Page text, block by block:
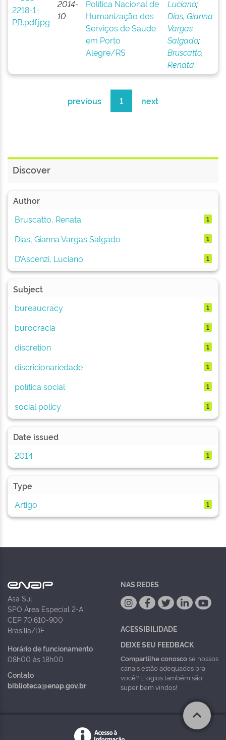
2014-
10
Política Nacional de
Humanização dos
Serviços de Saúde
em Porto
Alegre/RS
Luciano;
Dias, Gianna
Vargas
Salgado;
Bruscatto,
Renata
previous 1 next
Discover
Author
Bruscatto, Renata
1
Dias, Gianna Vargas Salgado 1
D’Ascenzi, Luciano 1
Subject
bureaucracy
1
burocracia 1
discretion 1
discricionariedade 1
política social 1
social policy 1
Date issued
2014
1
Type
Artigo
1
Asa Sul
SPO Área Especial 2-A
CEP 70.610-900
Brasília/DF
Horário de funcionamento
08h00 às 18h00
Contato
biblioteca@enap.gov.br
NAS REDES
ACESSIBILIDADE
DEIXE SEU FEEDBACK
Compartilhe conoscose nossos
canais estão adequados pra
você? Elogios também são
super bem vindos!